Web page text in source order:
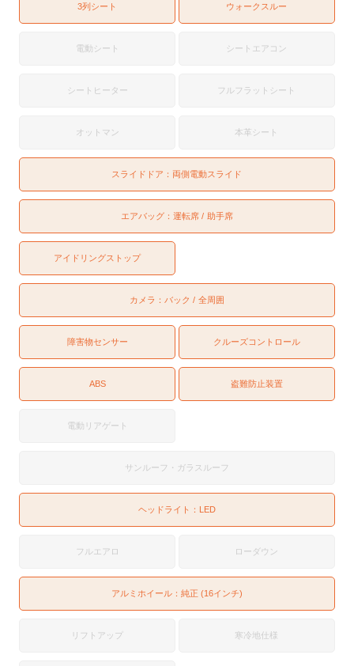
3列シート ウォークスルー
電動シート シートエアコン
シートヒーター フルフラットシート
オットマン 本革シート
スライドドア： 両側電動スライド
エアバッグ： 運転席 助手席
アイドリングストップ
カメラ： バック 全周囲
障害物センサー クルーズコントロール
ABS 盗難防止装置
電動リアゲート
サンルーフ・ガラスルーフ
ヘッドライト： LED
フルエアロ ローダウン
アルミホイール：純正 (16インチ)
リフトアップ 寒冷地仕様